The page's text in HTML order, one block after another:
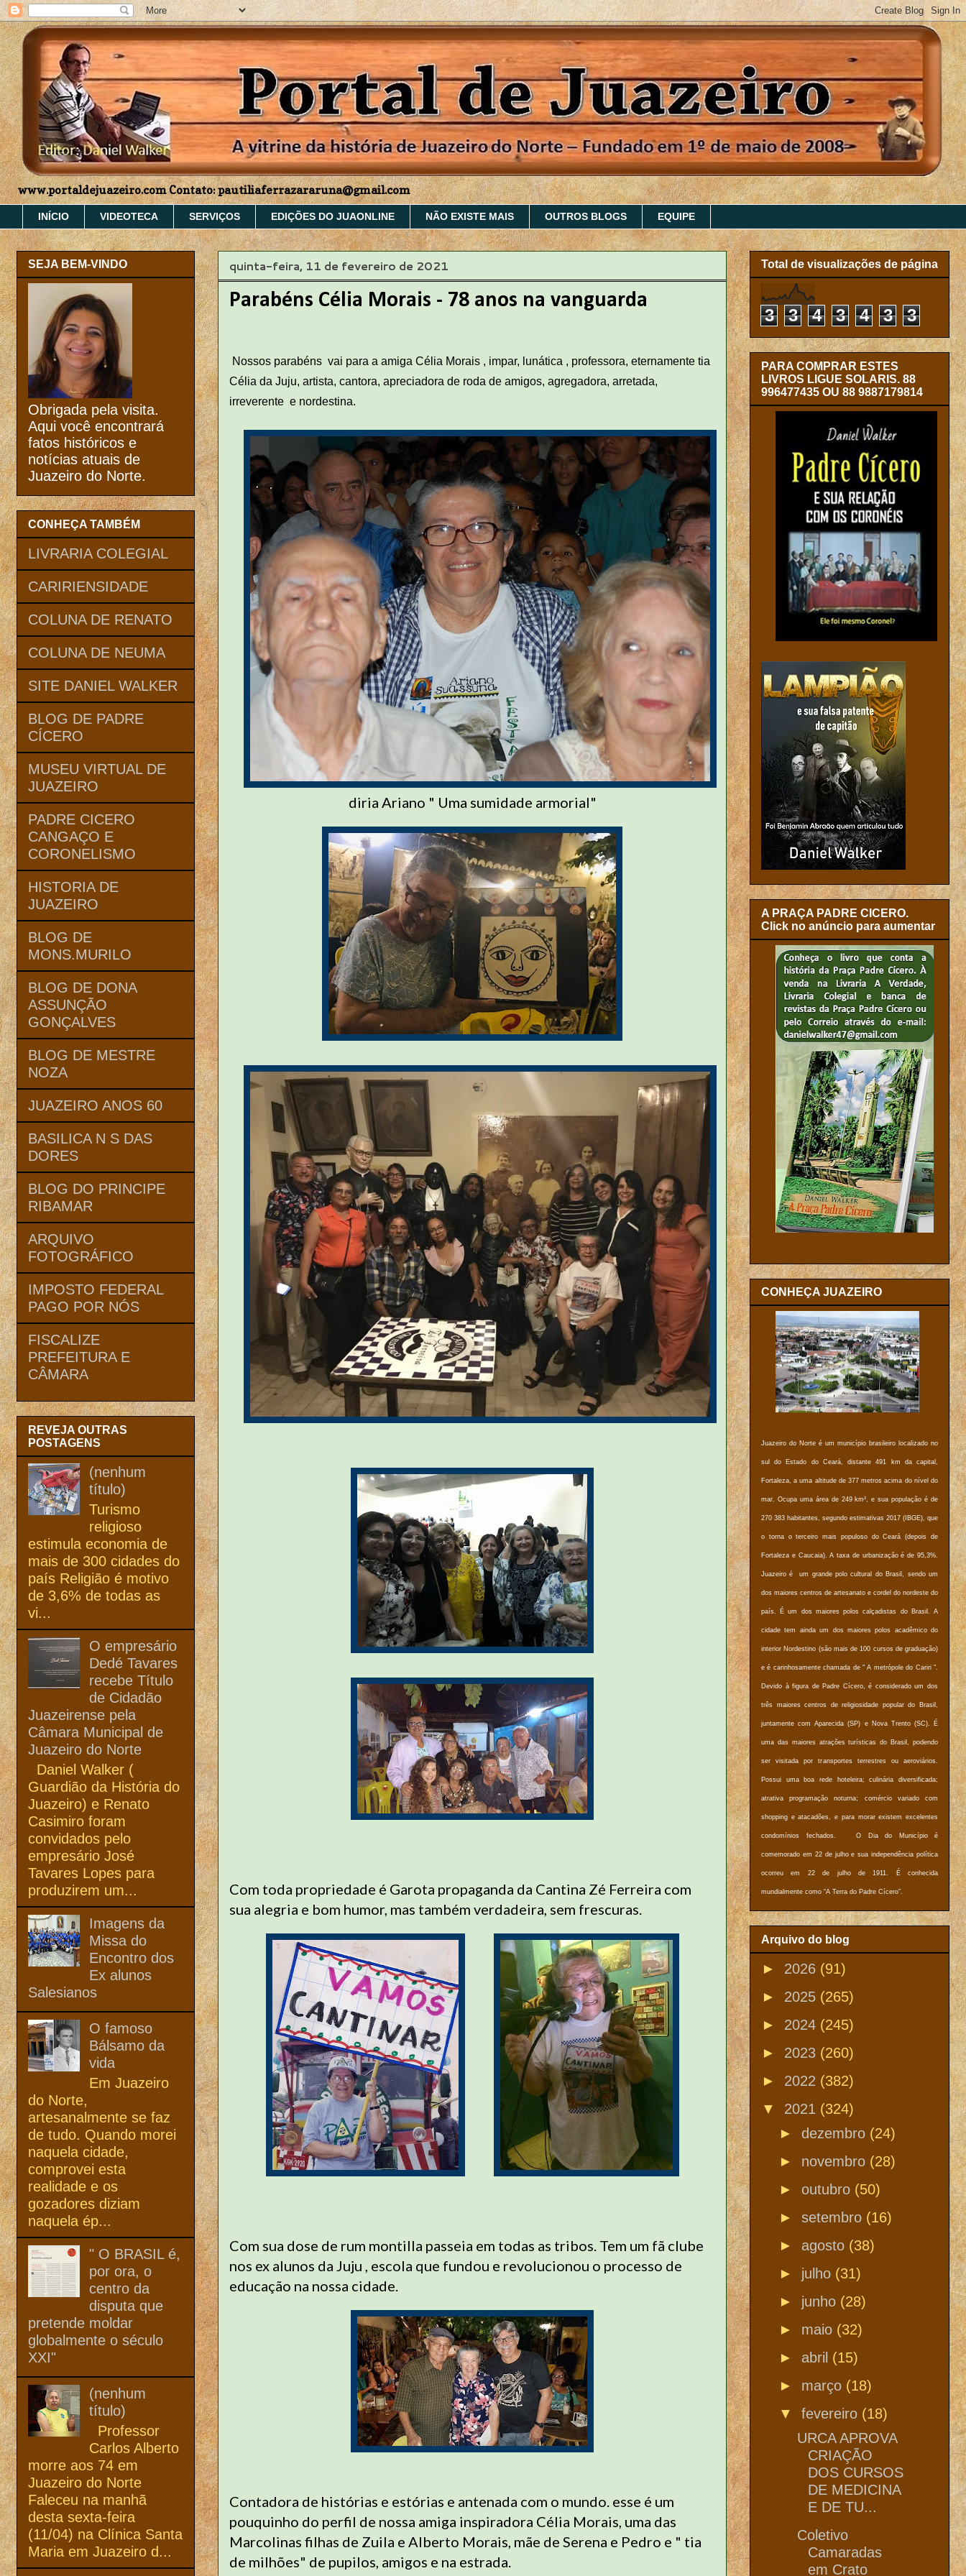
www.portaldejuazeiro.com Contato: pautiliaferrazararuna@gmail.com
INÍCIO VIDEOTECA SERVIÇOS EDIÇÕES DO JUAONLINE NÃO EXISTE MAIS OUTROS BLOGS EQUIPE
quinta-feira, 11 de fevereiro de 2021
Parabéns Célia Morais - 78 anos na vanguarda
Nossos parabéns vai para a amiga Célia Morais , impar, lunática , professora, eternamente tia
Célia da Juju, artista, cantora, apreciadora de roda de amigos, agregadora, arretada,
irreverente e nordestina.
diria Ariano " Uma sumidade armorial"
Com toda propriedade é Garota propaganda da Cantina Zé Ferreira com
sua alegria e bom humor, mas também verdadeira, sem frescuras.
Com sua dose de rum montilla passeia em todas as tribos. Tem um fã clube
nos ex alunos da Juju , escola que fundou e revolucionou o processo de
educação na nossa cidade.
Contadora de histórias e estórias e antenada com o mundo. esse é um
pouquinho do perfil de nossa amiga inspiradora Célia Morais, uma das
Marcolinas filhas de Zuila e Alberto Morais, mãe de Serena e Pedro e " tia
de milhões" de pupilos, amigos e na estrada.
SEJA BEM-VINDO
Obrigada pela visita.
Aqui você encontrará
fatos históricos e
notícias atuais de
Juazeiro do Norte.
CONHEÇA TAMBÉM
LIVRARIA COLEGIAL
CARIRIENSIDADE
COLUNA DE RENATO
COLUNA DE NEUMA
SITE DANIEL WALKER
BLOG DE PADRE
CÍCERO
MUSEU VIRTUAL DE
JUAZEIRO
PADRE CICERO
CANGAÇO E
CORONELISMO
HISTORIA DE
JUAZEIRO
BLOG DE
MONS.MURILO
BLOG DE DONA
ASSUNÇÃO
GONÇALVES
BLOG DE MESTRE
NOZA
JUAZEIRO ANOS 60
BASILICA N S DAS
DORES
BLOG DO PRINCIPE
RIBAMAR
ARQUIVO
FOTOGRÁFICO
IMPOSTO FEDERAL
PAGO POR NÓS
FISCALIZE
PREFEITURA E
CÂMARA
REVEJA OUTRAS
POSTAGENS
(nenhum
título)
Turismo
religioso
estimula economia de
mais de 300 cidades do
país Religião é motivo
de 3,6% de todas as
vi...
O empresário
Dedé Tavares
recebe Título
de Cidadão
Juazeirense pela
Câmara Municipal de
Juazeiro do Norte
Daniel Walker (
Guardião da História do
Juazeiro) e Renato
Casimiro foram
convidados pelo
empresário José
Tavares Lopes para
produzirem um...
Imagens da
Missa do
Encontro dos
Ex alunos
Salesianos
O famoso
Bálsamo da
vida
Em Juazeiro
do Norte,
artesanalmente se faz
de tudo. Quando morei
naquela cidade,
comprovei esta
realidade e os
gozadores diziam
naquela ép...
" O BRASIL é,
por ora, o
centro da
disputa que
pretende moldar
globalmente o século
XXI"
(nenhum
título)
Professor
Carlos Alberto
morre aos 74 em
Juazeiro do Norte
Faleceu na manhã
desta sexta-feira
(11/04) na Clínica Santa
Maria em Juazeiro d...
Total de visualizações de página
3 3 4 3 4 3 3
PARA COMPRAR ESTES
LIVROS LIGUE SOLARIS. 88
996477435 OU 88 9887179814
A PRAÇA PADRE CICERO.
Click no anúncio para aumentar
CONHEÇA JUAZEIRO
Juazeiro do Norte é um município brasileiro localizado no
sul do Estado do Ceará, distante 491 km da capital,
Fortaleza, a uma altitude de 377 metros acima do nível do
mar. Ocupa uma área de 249 km², e sua população é de
270 383 habitantes, segundo estimativas 2017 (IBGE), que
o torna o terceiro mais populoso do Ceará (depois de
Fortaleza e Caucaia). A taxa de urbanização é de 95,3%.
Juazeiro é um grande polo cultural do Brasil, sendo um
dos maiores centros de artesanato e cordel do nordeste do
país. É um dos maiores polos calçadistas do Brasil. A
cidade tem ainda um dos maiores polos acadêmico do
interior Nordestino (são mais de 100 cursos de graduação)
e é carinhosamente chamada de " A metrópole do Cariri ".
Devido à figura de Padre Cícero, é considerado um dos
três maiores centros de religiosidade popular do Brasil,
juntamente com Aparecida (SP) e Nova Trento (SC). É
uma das maiores atrações turísticas do Brasil, podendo
ser visitada por transportes terrestres ou aeroviários.
Possui uma boa rede hoteleira; culinária diversificada;
atrativa programação noturna; comércio variado com
shopping e atacadões, e para morar existem excelentes
condomínios fechados. O Dia do Município é
comemorado em 22 de julho e sua independência política
ocorreu em 22 de julho de 1911. É conhecida
mundialmente como “A Terra do Padre Cícero”.
Arquivo do blog
► 2026 (91)
► 2025 (265)
► 2024 (245)
► 2023 (260)
► 2022 (382)
▼ 2021 (324)
► dezembro (24)
► novembro (28)
► outubro (50)
► setembro (16)
► agosto (38)
► julho (31)
► junho (28)
► maio (32)
► abril (15)
► março (18)
▼ fevereiro (18)
URCA APROVA
CRIAÇÃO
DOS CURSOS
DE MEDICINA
E DE TU...
Coletivo
Camaradas
em Crato